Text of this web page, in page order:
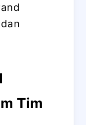
Tim